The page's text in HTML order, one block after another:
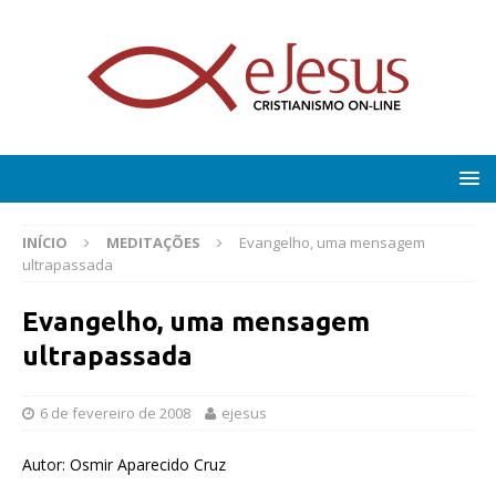
INÍCIO MEDITAÇÕES
Evangelho, uma mensagem
ultrapassada
Evangelho, uma mensagem
ultrapassada
6 de fevereiro de 2008 ejesus
Autor: Osmir Aparecido Cruz